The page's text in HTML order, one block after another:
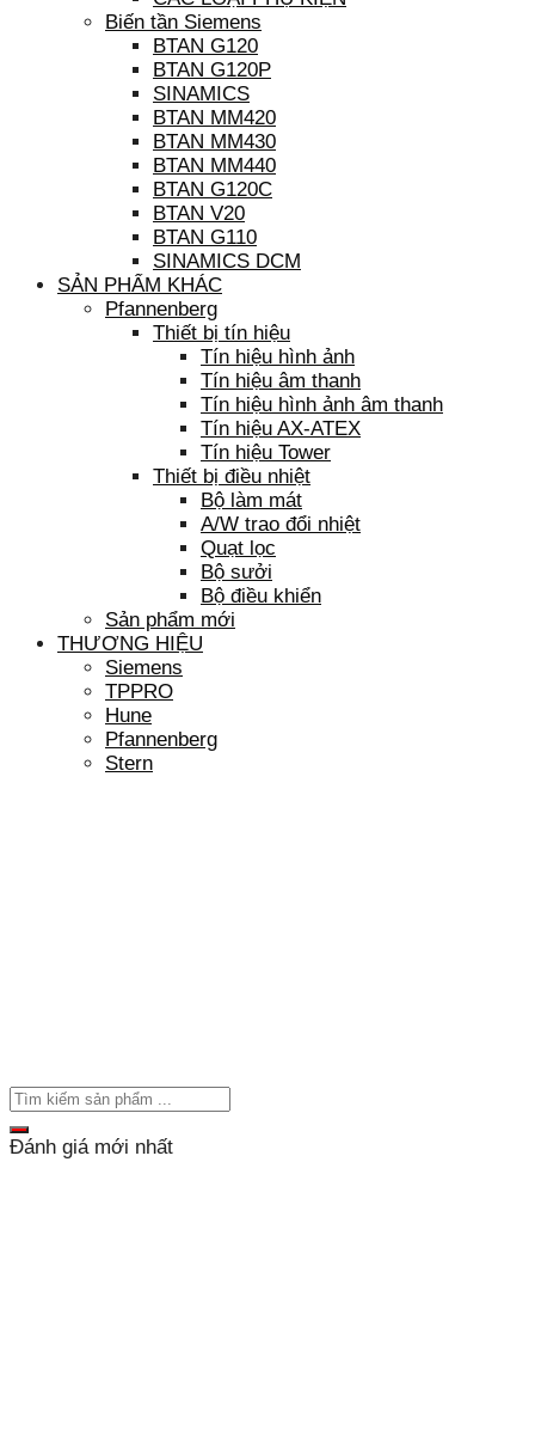
Biến tần Siemens
BTAN G120
BTAN G120P
SINAMICS
BTAN MM420
BTAN MM430
BTAN MM440
BTAN G120C
BTAN V20
BTAN G110
SINAMICS DCM
SẢN PHẨM KHÁC
Pfannenberg
Thiết bị tín hiệu
Tín hiệu hình ảnh
Tín hiệu âm thanh
Tín hiệu hình ảnh âm thanh
Tín hiệu AX-ATEX
Tín hiệu Tower
Thiết bị điều nhiệt
Bộ làm mát
A/W trao đổi nhiệt
Quạt lọc
Bộ sưởi
Bộ điều khiển
Sản phẩm mới
THƯƠNG HIỆU
Siemens
TPPRO
Hune
Pfannenberg
Stern
Đánh giá mới nhất